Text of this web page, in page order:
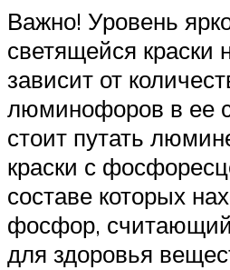
Важно! Уровень
светящейся краски
зависит от
люминофоров в ее
стоит путать
краски с
составе которых
фосфор,
для здоровья